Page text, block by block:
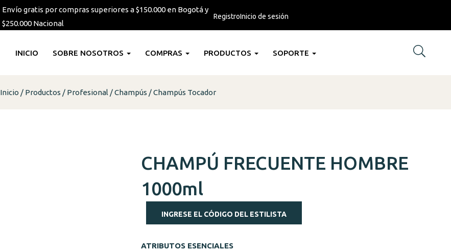
Envío gratis por compras superiores a $150.000 en Bogotá y
$250.000 Nacional
RegistroInicio de sesión
INICIO SOBRE NOSOTROS COMPRAS PRODUCTOS SOPORTE
Inicio Productos Profesional Champús Champús Tocador
CHAMPÚ FRECUENTE HOMBRE
1000ml
INGRESE EL CÓDIGO DEL ESTILISTA
ATRIBUTOS ESENCIALES